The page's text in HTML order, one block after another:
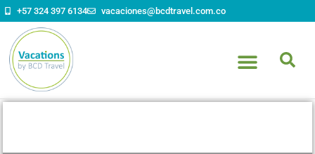
+57 324 397 6134 vacaciones@bcdtravel.com.co